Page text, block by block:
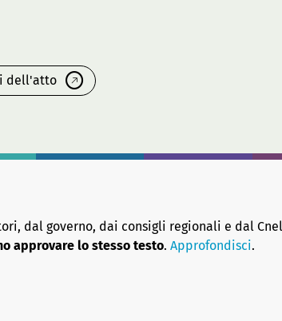
dell'atto
dal governo, dai consigli regionali e dal
approvare lo stesso testo. Approfondisci.